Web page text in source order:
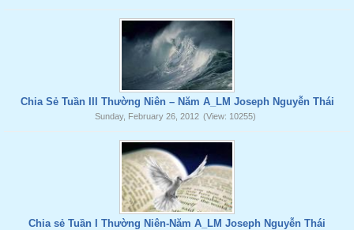
Chia Sẻ Tuần III Thường Niên – Năm A_LM Joseph Nguyễn Thái
Sunday, February 26, 2012 (View: 10255)
Chia sẻ Tuần I Thường Niên-Năm A_LM Joseph Nguyễn Thái